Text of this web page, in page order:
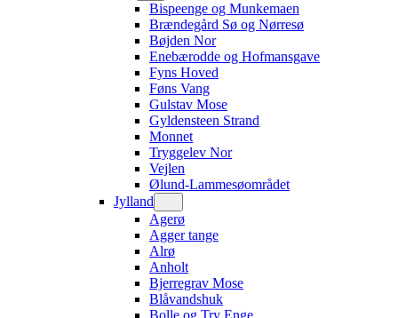
Bispeenge og Munkemaen
Brændegård Sø og Nørresø
Bøjden Nor
Enebærodde og Hofmansgave
Fyns Hoved
Føns Vang
Gulstav Mose
Gyldensteen Strand
Monnet
Tryggelev Nor
Vejlen
Ølund-Lammesøområdet
Jylland
Agerø
Agger tange
Alrø
Anholt
Bjerregrav Mose
Blåvandshuk
Bolle og Try Enge